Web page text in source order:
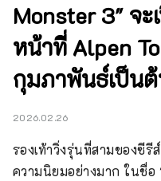
Monster 3" จะ
หน้าที่ Alpen
กุมภาพันธ์เป็น
2026.02.26
รองเท้าวิ่งรุ่นที่สามของซีรี
ความนิยมอย่างมาก ในชื่อ